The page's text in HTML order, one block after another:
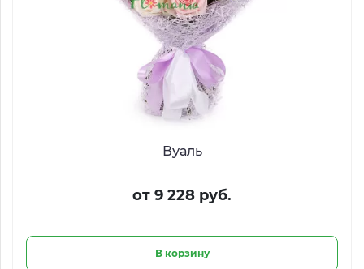
Вуаль
от 9 228 руб.
В корзину